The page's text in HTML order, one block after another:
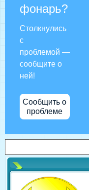
фонарь?
Столкнулись
с
проблемой —
сообщите о
ней!
Сообщить о
проблеме